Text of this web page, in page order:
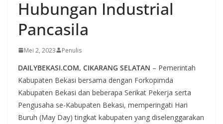
Hubungan Industrial
Pancasila
Mei 2, 2023 Penulis
DAILYBEKASI.COM, CIKARANG SELATAN – Pemerintah
Kabupaten Bekasi bersama dengan Forkopimda
Kabupaten Bekasi dan beberapa Serikat Pekerja serta
Pengusaha se-Kabupaten Bekasi, memperingati Hari
Buruh (May Day) tingkat kabupaten yang diselenggarakan